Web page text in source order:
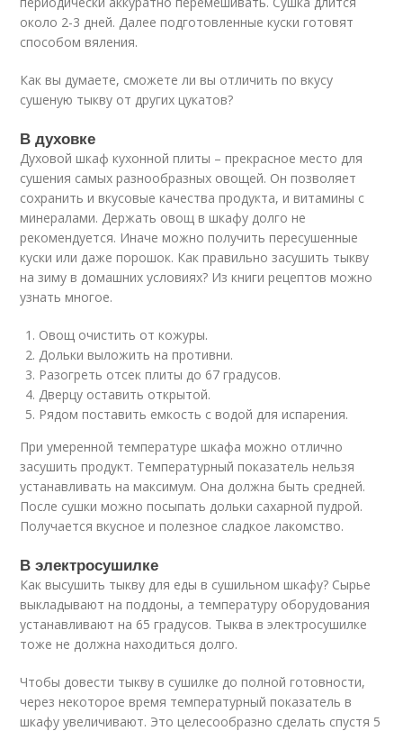
около 2-3 дней. Далее подготовленные куски готовят
способом вяления.
Как вы думаете, сможете ли вы отличить по вкусу
сушеную тыкву от других цукатов?
В духовке
Духовой шкаф кухонной плиты – прекрасное место для
сушения самых разнообразных овощей. Он позволяет
сохранить и вкусовые качества продукта, и витамины с
минералами. Держать овощ в шкафу долго не
рекомендуется. Иначе можно получить пересушенные
куски или даже порошок. Как правильно засушить тыкву
на зиму в домашних условиях? Из книги рецептов можно
узнать многое.
Овощ очистить от кожуры.
Дольки выложить на противни.
Разогреть отсек плиты до 67 градусов.
Дверцу оставить открытой.
Рядом поставить емкость с водой для испарения.
При умеренной температуре шкафа можно отлично
засушить продукт. Температурный показатель нельзя
устанавливать на максимум. Она должна быть средней.
После сушки можно посыпать дольки сахарной пудрой.
Получается вкусное и полезное сладкое лакомство.
В электросушилке
Как высушить тыкву для еды в сушильном шкафу? Сырье
выкладывают на поддоны, а температуру оборудования
устанавливают на 65 градусов. Тыква в электросушилке
тоже не должна находиться долго.
Чтобы довести тыкву в сушилке до полной готовности,
через некоторое время температурный показатель в
шкафу увеличивают. Это целесообразно сделать спустя 5